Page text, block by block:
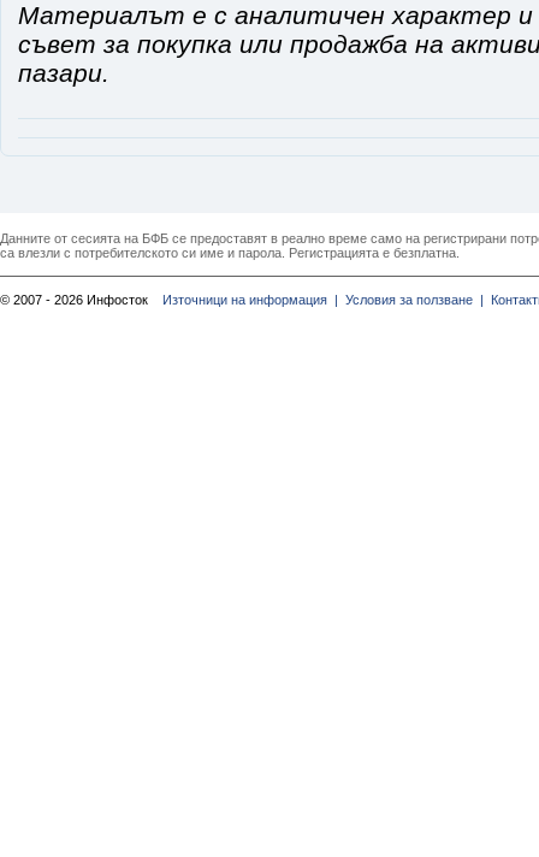
Материалът е с аналитичен характер и
съвет за покупка или продажба на
пазари.
Данните от сесията на БФБ се предоставят в реално време само на регистрирани
са влезли с потребителското си име и парола. Регистрацията е безплатна.
© 2007 - 2026 Инфосток Източници на информация | Условия за ползване |